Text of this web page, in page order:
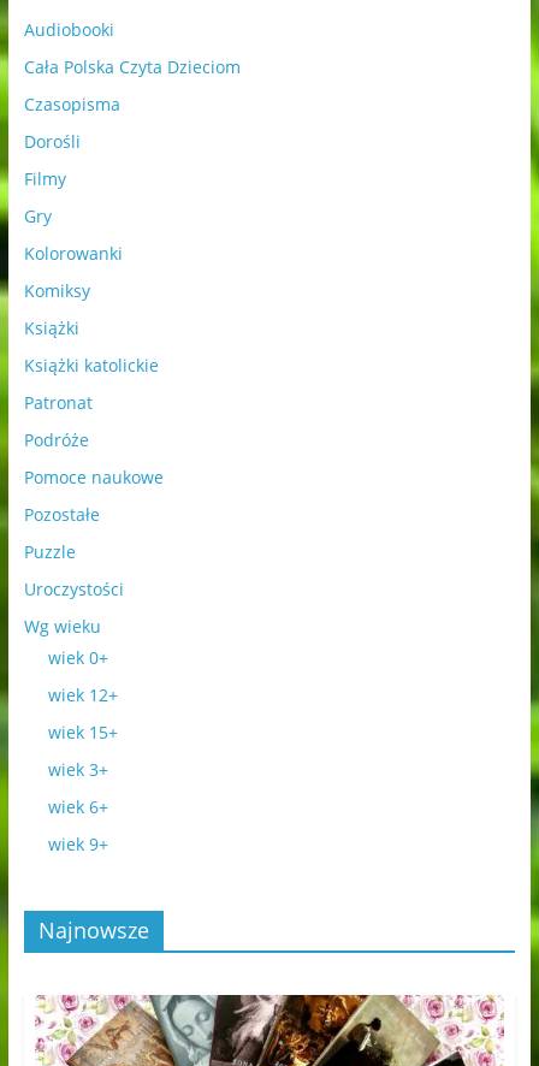
Audiobooki
Cała Polska Czyta Dzieciom
Czasopisma
Dorośli
Filmy
Gry
Kolorowanki
Komiksy
Książki
Książki katolickie
Patronat
Podróże
Pomoce naukowe
Pozostałe
Puzzle
Uroczystości
Wg wieku
wiek 0+
wiek 12+
wiek 15+
wiek 3+
wiek 6+
wiek 9+
Najnowsze